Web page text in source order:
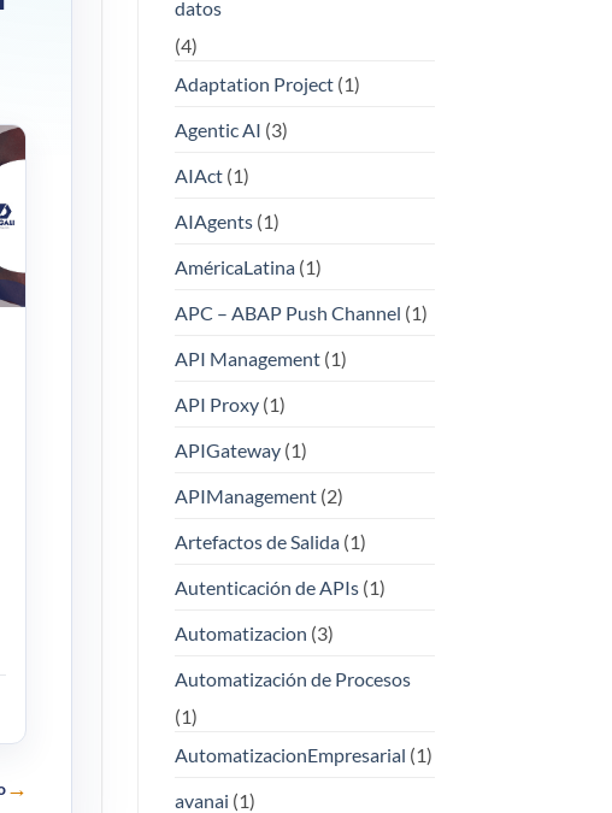
→
datos
(4)
Adaptation Project(1)
Agentic AI (3)
AIAct(1)
AIAgents(1)
AméricaLatina(1)
APC – ABAP Push Channel (1)
API Management(1)
API Proxy(1)
APIGateway(1)
APIManagement(2)
Artefactos de Salida(1)
Autenticación de APIs(1)
Automatizacion (3)
Automatización de Procesos
(1)
AutomatizacionEmpresarial (1)
avanai (1)